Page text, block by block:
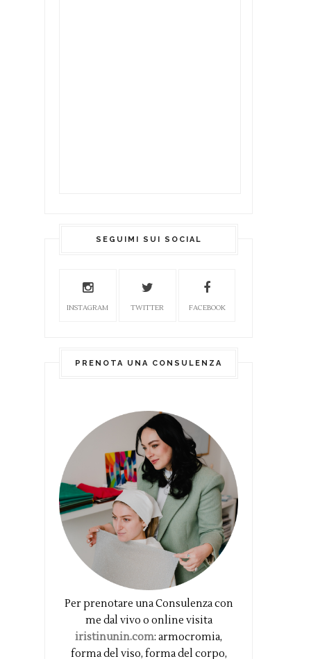
SEGUIMI SUI SOCIAL
INSTAGRAM TWITTER FACEBOOK
PRENOTA UNA CONSULENZA
Per prenotare una Consulenza con
me dal vivo o online visita
iristinunin.com: armocromia,
forma del viso, forma del corpo,